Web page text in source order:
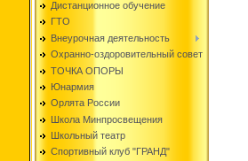
Дистанционное обучение
ГТО
Внеурочная деятельность
Охранно-оздоровительный совет
ТОЧКА ОПОРЫ
Юнармия
Орлята России
Школа Минпросвещения
Школьный театр
Спортивный клуб "ГРАНД"